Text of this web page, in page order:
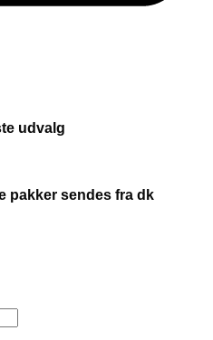
udvalg
pakker sendes fra dk